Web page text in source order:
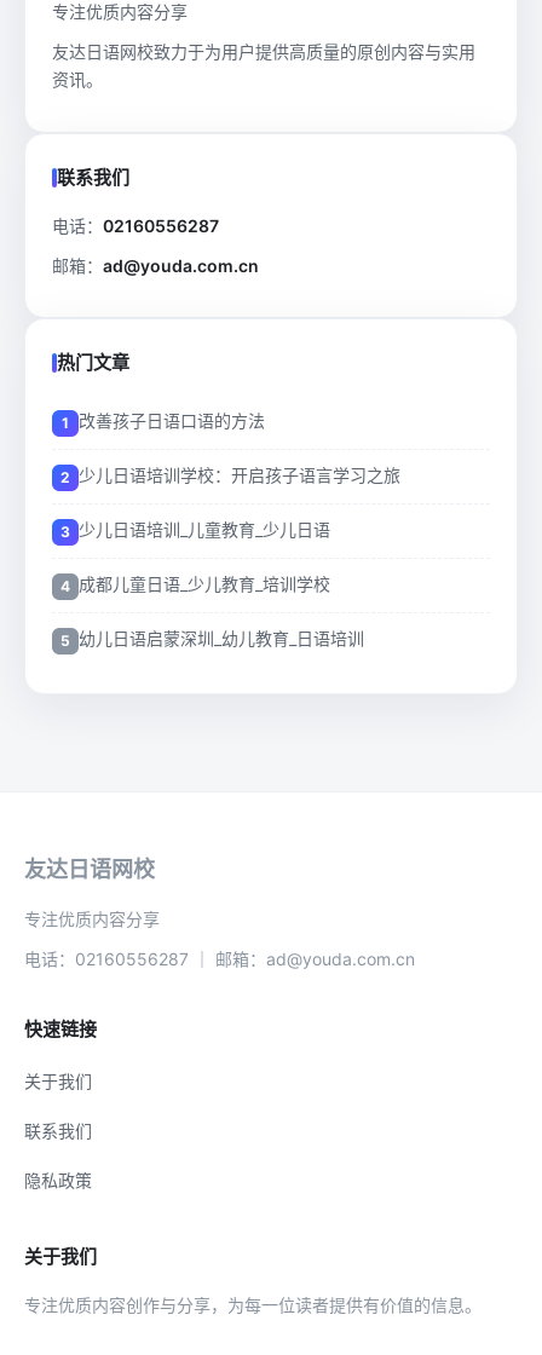
专注优质内容分享
友达日语网校致力于为用户提供高质量的原创内容与实用
资讯。
联系我们
电话： 02160556287
邮箱： ad@youda.com.cn
热门文章
改善孩子日语口语的方法
少儿日语培训学校：开启孩子语言学习之旅
少儿日语培训_儿童教育_少儿日语
成都儿童日语_少儿教育_培训学校
幼儿日语启蒙深圳_幼儿教育_日语培训
友达日语网校
专注优质内容分享
电话：02160556287 ｜ 邮箱：ad@youda.com.cn
快速链接
关于我们
联系我们
隐私政策
关于我们
专注优质内容创作与分享，为每一位读者提供有价值的信息。